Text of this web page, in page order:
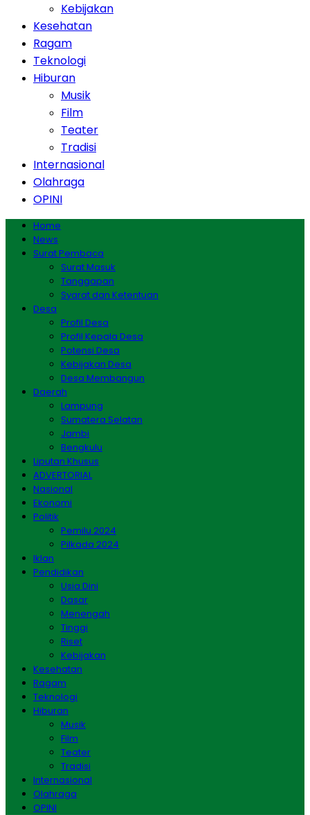
Kebijakan
Kesehatan
Ragam
Teknologi
Hiburan
Musik
Film
Teater
Tradisi
Internasional
Olahraga
OPINI
Home
News
Surat Pembaca
Surat Masuk
Tanggapan
Syarat dan Ketentuan
Desa
Profil Desa
Profil Kepala Desa
Potensi Desa
Kebijakan Desa
Desa Membangun
Daerah
Lampung
Sumatera Selatan
Jambi
Bengkulu
Liputan Khusus
ADVERTORIAL
Nasional
Ekonomi
Politik
Pemilu 2024
Pilkada 2024
Iklan
Pendidikan
Usia Dini
Dasar
Menengah
Tinggi
Riset
Kebijakan
Kesehatan
Ragam
Teknologi
Hiburan
Musik
Film
Teater
Tradisi
Internasional
Olahraga
OPINI